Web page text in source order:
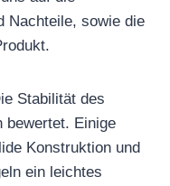
Nachteile, sowie die
Stabilität des
bewertet. Einige
Konstruktion und
ein leichtes